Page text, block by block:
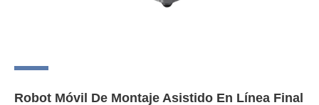
Robot Móvil De Montaje Asistido En Línea Final